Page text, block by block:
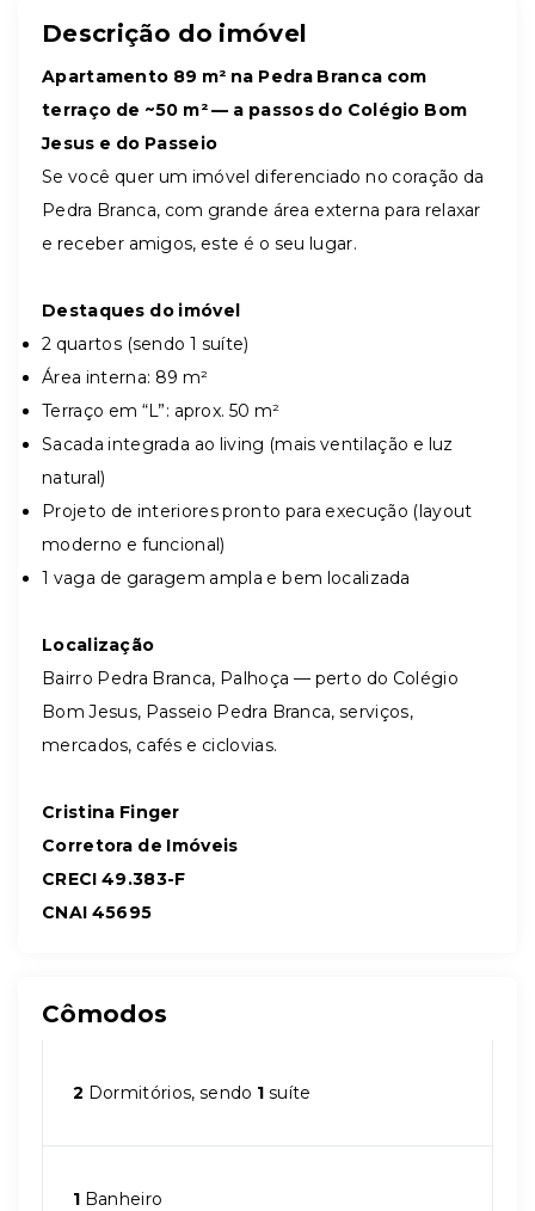
Descrição do imóvel
Apartamento 89 m² na Pedra Branca com
terraço de ~50 m² — a passos do Colégio Bom
Jesus e do Passeio
Se você quer um imóvel diferenciado no coração da
Pedra Branca, com grande área externa para relaxar
e receber amigos, este é o seu lugar.
Destaques do imóvel
2 quartos (sendo 1 suíte)
Área interna: 89 m²
Terraço em “L”: aprox. 50 m²
Sacada integrada ao living (mais ventilação e luz
natural)
Projeto de interiores pronto para execução (layout
moderno e funcional)
1 vaga de garagem ampla e bem localizada
Localização
Bairro Pedra Branca, Palhoça — perto do Colégio
Bom Jesus, Passeio Pedra Branca, serviços,
mercados, cafés e ciclovias.
Cristina Finger
Corretora de Imóveis
CRECI 49.383-F
CNAI 45695
Cômodos
2 Dormitórios, sendo 1 suíte
1 Banheiro